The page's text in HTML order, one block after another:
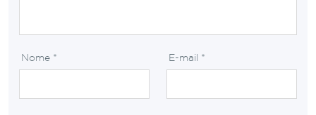
Nome * E-mail *